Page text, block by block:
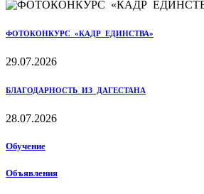
ФОТОКОНКУРС «КАДР ЕДИНСТВА»
29.07.2026
БЛАГОДАРНОСТЬ ИЗ ДАГЕСТАНА
28.07.2026
Обучение
Объявления